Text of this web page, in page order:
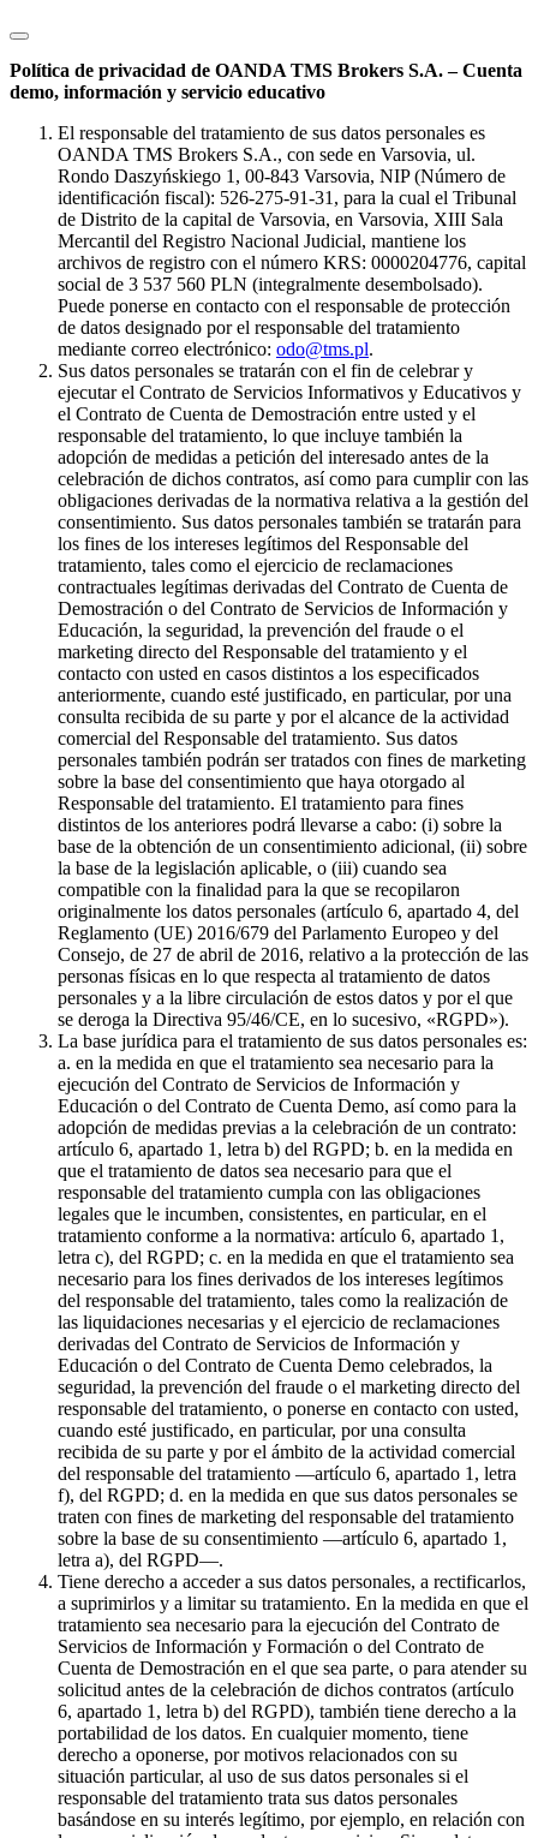
Política de privacidad de OANDA TMS Brokers S.A. – Cuenta
demo, información y servicio educativo
El responsable del tratamiento de sus datos personales es
OANDA TMS Brokers S.A., con sede en Varsovia, ul.
Rondo Daszyńskiego 1, 00-843 Varsovia, NIP (Número de
identificación fiscal): 526-275-91-31, para la cual el Tribunal
de Distrito de la capital de Varsovia, en Varsovia, XIII Sala
Mercantil del Registro Nacional Judicial, mantiene los
archivos de registro con el número KRS: 0000204776, capital
social de 3 537 560 PLN (integralmente desembolsado).
Puede ponerse en contacto con el responsable de protección
de datos designado por el responsable del tratamiento
mediante correo electrónico: odo@tms.pl.
Sus datos personales se tratarán con el fin de celebrar y
ejecutar el Contrato de Servicios Informativos y Educativos y
el Contrato de Cuenta de Demostración entre usted y el
responsable del tratamiento, lo que incluye también la
adopción de medidas a petición del interesado antes de la
celebración de dichos contratos, así como para cumplir con las
obligaciones derivadas de la normativa relativa a la gestión del
consentimiento. Sus datos personales también se tratarán para
los fines de los intereses legítimos del Responsable del
tratamiento, tales como el ejercicio de reclamaciones
contractuales legítimas derivadas del Contrato de Cuenta de
Demostración o del Contrato de Servicios de Información y
Educación, la seguridad, la prevención del fraude o el
marketing directo del Responsable del tratamiento y el
contacto con usted en casos distintos a los especificados
anteriormente, cuando esté justificado, en particular, por una
consulta recibida de su parte y por el alcance de la actividad
comercial del Responsable del tratamiento. Sus datos
personales también podrán ser tratados con fines de marketing
sobre la base del consentimiento que haya otorgado al
Responsable del tratamiento. El tratamiento para fines
distintos de los anteriores podrá llevarse a cabo: (i) sobre la
base de la obtención de un consentimiento adicional, (ii) sobre
la base de la legislación aplicable, o (iii) cuando sea
compatible con la finalidad para la que se recopilaron
originalmente los datos personales (artículo 6, apartado 4, del
Reglamento (UE) 2016/679 del Parlamento Europeo y del
Consejo, de 27 de abril de 2016, relativo a la protección de las
personas físicas en lo que respecta al tratamiento de datos
personales y a la libre circulación de estos datos y por el que
se deroga la Directiva 95/46/CE, en lo sucesivo, «RGPD»).
La base jurídica para el tratamiento de sus datos personales es:
a. en la medida en que el tratamiento sea necesario para la
ejecución del Contrato de Servicios de Información y
Educación o del Contrato de Cuenta Demo, así como para la
adopción de medidas previas a la celebración de un contrato:
artículo 6, apartado 1, letra b) del RGPD; b. en la medida en
que el tratamiento de datos sea necesario para que el
responsable del tratamiento cumpla con las obligaciones
legales que le incumben, consistentes, en particular, en el
tratamiento conforme a la normativa: artículo 6, apartado 1,
letra c), del RGPD; c. en la medida en que el tratamiento sea
necesario para los fines derivados de los intereses legítimos
del responsable del tratamiento, tales como la realización de
las liquidaciones necesarias y el ejercicio de reclamaciones
derivadas del Contrato de Servicios de Información y
Educación o del Contrato de Cuenta Demo celebrados, la
seguridad, la prevención del fraude o el marketing directo del
responsable del tratamiento, o ponerse en contacto con usted,
cuando esté justificado, en particular, por una consulta
recibida de su parte y por el ámbito de la actividad comercial
del responsable del tratamiento —artículo 6, apartado 1, letra
f), del RGPD; d. en la medida en que sus datos personales se
traten con fines de marketing del responsable del tratamiento
sobre la base de su consentimiento —artículo 6, apartado 1,
letra a), del RGPD—.
Tiene derecho a acceder a sus datos personales, a rectificarlos,
a suprimirlos y a limitar su tratamiento. En la medida en que el
tratamiento sea necesario para la ejecución del Contrato de
Servicios de Información y Formación o del Contrato de
Cuenta de Demostración en el que sea parte, o para atender su
solicitud antes de la celebración de dichos contratos (artículo
6, apartado 1, letra b) del RGPD), también tiene derecho a la
portabilidad de los datos. En cualquier momento, tiene
derecho a oponerse, por motivos relacionados con su
situación particular, al uso de sus datos personales si el
responsable del tratamiento trata sus datos personales
basándose en su interés legítimo, por ejemplo, en relación con